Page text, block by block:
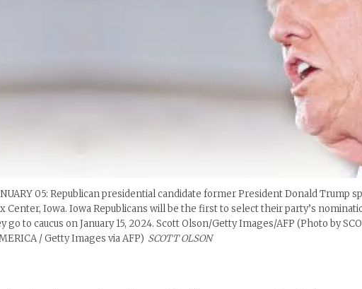
05: Republican presidential candidate former President Donald Trump
Center, Iowa. Iowa Republicans will be the first to select their party’s
to caucus on January 15, 2024. Scott Olson/Getty Images/AFP (Photo by
/ Getty Images via AFP) SCOTT OLSON